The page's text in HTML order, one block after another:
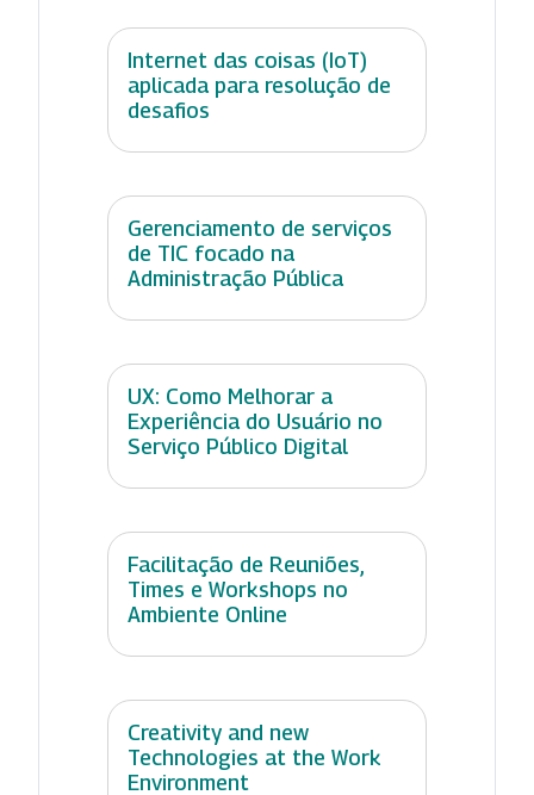
Internet das coisas (IoT)
aplicada para resolução de
desafios
Gerenciamento de serviços
de TIC focado na
Administração Pública
UX: Como Melhorar a
Experiência do Usuário no
Serviço Público Digital
Facilitação de Reuniões,
Times e Workshops no
Ambiente Online
Creativity and new
Technologies at the Work
Environment